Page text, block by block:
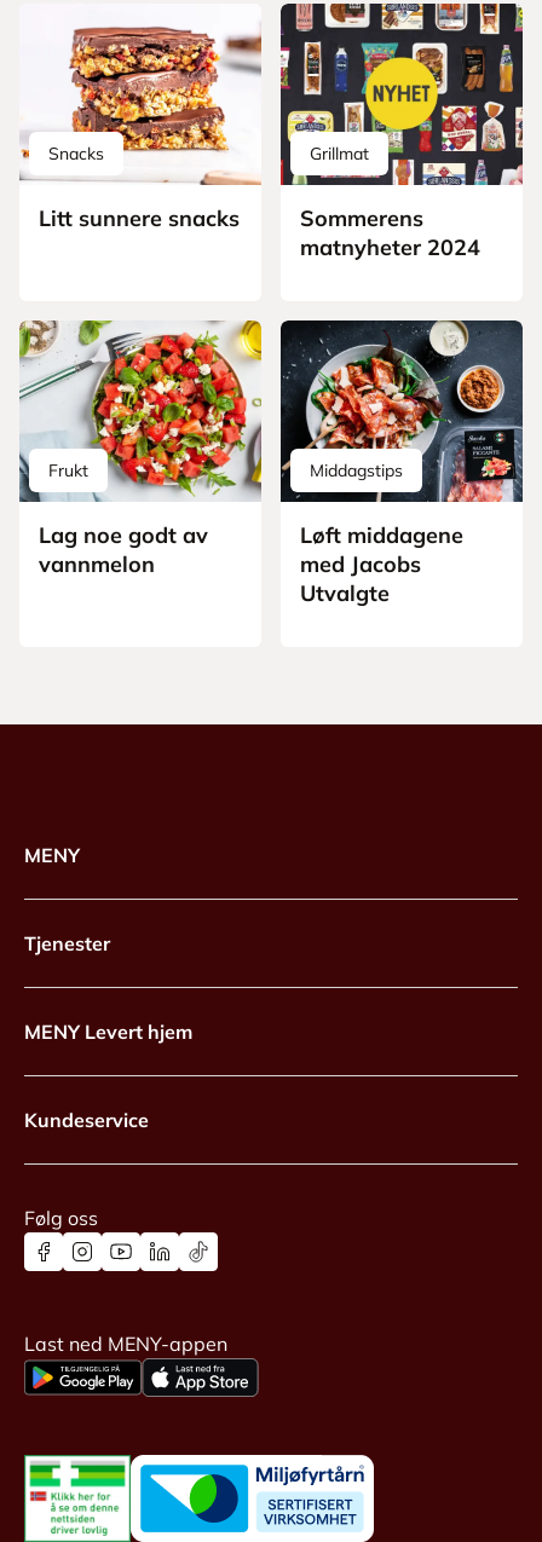
Snacks
Litt sunnere snacks
Grillmat
Sommerens
matnyheter 2024
Frukt
Lag noe godt av
vannmelon
Middagstips
Løft middagene
med Jacobs
Utvalgte
MENY
Tjenester
MENY Levert hjem
Kundeservice
Følg oss
Last ned MENY-appen